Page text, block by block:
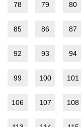
78 79 80
85 86 87
92 93 94
99 100 101
106 107 108